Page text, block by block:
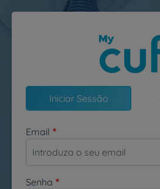
Passar para o conteúdo principal
Iniciar Sessão
Email
Senha